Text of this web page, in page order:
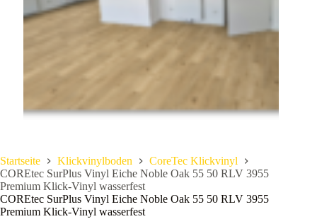
Startseite Klickvinylboden
CoreTec Klickvinyl
COREtec SurPlus Vinyl Eiche Noble Oak 55 50 RLV 3955
Premium Klick-Vinyl wasserfest
COREtec SurPlus Vinyl Eiche Noble Oak 55 50 RLV 3955
Premium Klick-Vinyl wasserfest